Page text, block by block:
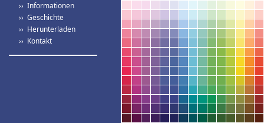
›› Informationen
›› Geschichte
›› Herunterladen
›› Kontakt